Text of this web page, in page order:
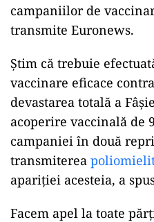
campaniilor de
transmite Euronews.
Știm că trebuie
vaccinare eficace
devastarea totală a
acoperire vaccinală de
campaniei în două
transmiterea
apariției acesteia, a
Facem apel la toate